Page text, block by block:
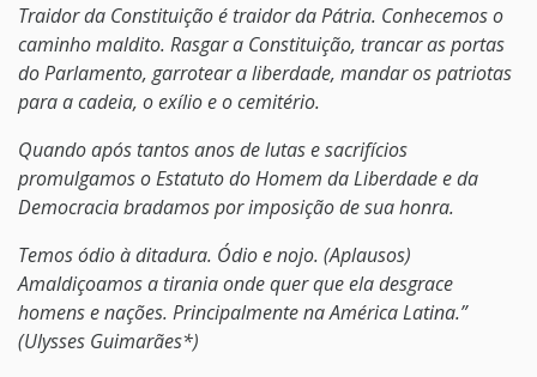
Traidor da Constituição é traidor da Pátria. Conhecemos o
caminho maldito. Rasgar a Constituição, trancar as portas
do Parlamento, garrotear a liberdade, mandar os patriotas
para a cadeia, o exílio e o cemitério.
Quando após tantos anos de lutas e sacrifícios
promulgamos o Estatuto do Homem da Liberdade e da
Democracia bradamos por imposição de sua honra.
Temos ódio à ditadura. Ódio e nojo. (Aplausos)
Amaldiçoamos a tirania onde quer que ela desgrace
homens e nações. Principalmente na América Latina.”
(Ulysses Guimarães*)